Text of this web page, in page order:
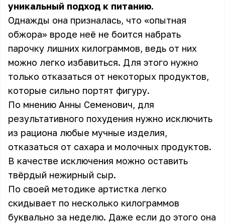
уникальный подход к питанию.
Однажды она призналась, что «опытная
обжора» вроде неё не боится набрать
парочку лишних килограммов, ведь от них
можно легко избавиться. Для этого нужно
только отказаться от некоторых продуктов,
которые сильно портят фигуру.
По мнению Анны Семенович, для
результативного похудения нужно исключить
из рациона любые мучные изделия,
отказаться от сахара и молочных продуктов.
В качестве исключения можно оставить
твёрдый нежирный сыр.
По своей методике артистка легко
скидывает по несколько килограммов
буквально за неделю. Даже если до этого она